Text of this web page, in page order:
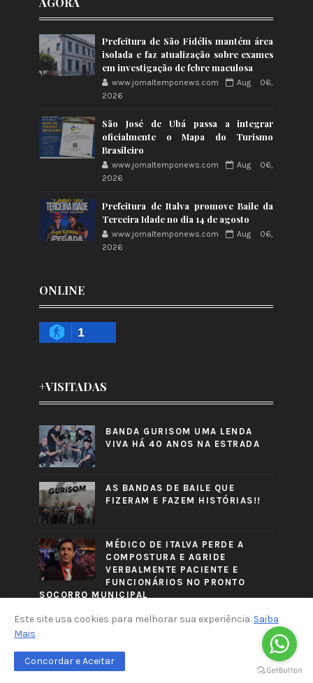
Prefeitura de São Fidélis mantém área
isolada e faz atualização sobre exames
em investigação de febre maculosa
www.jornaltemponews.com
Aug 06,
2026
São José de Ubá passa a integrar
oficialmente o Mapa do Turismo
Brasileiro
www.jornaltemponews.com
Aug 06,
2026
Prefeitura de Italva promove Baile da
Terceira Idade no dia 14 de agosto
www.jornaltemponews.com
Aug 06,
2026
ONLINE
1
+VISITADAS
BANDA GURISOM UMA LENDA
VIVA HÁ 40 ANOS NA ESTRADA
AS BANDAS DE BAILE QUE
FIZERAM E FAZEM HISTÓRIAS!!
MÉDICO DE ITALVA PERDE A
COMPOSTURA E AGRIDE
VERBALMENTE PACIENTE E
FUNCIONÁRIOS NO PRONTO
SOCORRO MUNICIPAL
CRAFTED WITH
Este site usa cookies para melhorar sua experiência. Saiba
Mais
Concordar e Aceitar